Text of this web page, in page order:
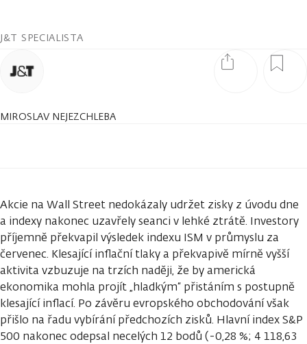
J&T SPECIALISTA
MIROSLAV NEJEZCHLEBA
Akcie na Wall Street nedokázaly udržet zisky z úvodu dne
a indexy nakonec uzavřely seanci v lehké ztrátě. Investory
příjemně překvapil výsledek indexu ISM v průmyslu za
červenec. Klesající inflační tlaky a překvapivě mírně vyšší
aktivita vzbuzuje na trzích naději, že by americká
ekonomika mohla projít „hladkým“ přistáním s postupně
klesající inflací. Po závěru evropského obchodování však
přišlo na řadu vybírání předchozích zisků. Hlavní index S&P
500 nakonec odepsal necelých 12 bodů (-0,28 %; 4 118,63